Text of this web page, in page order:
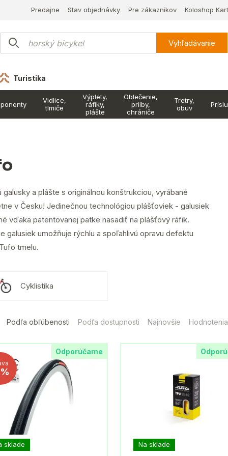
Predajne Stav objednávky Pre zákazníkov Koloshop
Vyhľadávanie
Turistika
Vidlice,
tlmiče
Výplety,
ráfiky,
plášte
Oblečenie,
prilby,
chrániče
Tretry,
obuv
galusky a plášte s originálnou konštrukciou, vyrábané
v Česku! Jedinečnou technológiou plášťoviek - galusiek
vďaka patentovanej patke nasadiť na plášťový ráfik.
galusiek umožňuje rýchlu a spoľahlivú opravu defektu
tmelu.
Cyklistika
Podľa obľúbenosti Podľa dostupnosti Najnovšie
Odporúčame
sklade Na sklade